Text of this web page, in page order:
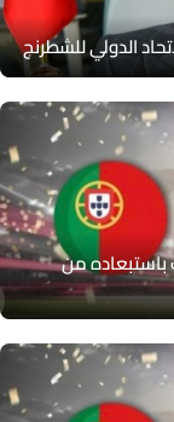
للشطرنج
من